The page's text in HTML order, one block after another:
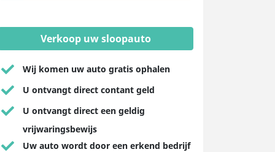
Verkoop uw sloopauto
Wij komen uw auto gratis ophalen
U ontvangt direct contant geld
U ontvangt direct een geldig
vrijwaringsbewijs
Uw auto wordt door een erkend bedrijf